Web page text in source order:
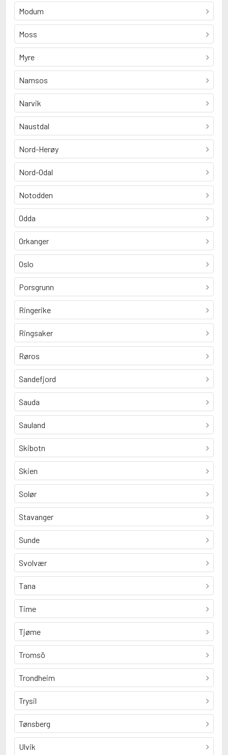
Modum
Moss
Myre
Namsos
Narvik
Naustdal
Nord-Herøy
Nord-Odal
Notodden
Odda
Orkanger
Oslo
Porsgrunn
Ringerike
Ringsaker
Røros
Sandefjord
Sauda
Sauland
Skibotn
Skien
Solør
Stavanger
Sunde
Svolvær
Tana
Time
Tjøme
Tromsö
Trondheim
Trysil
Tønsberg
Ulvik